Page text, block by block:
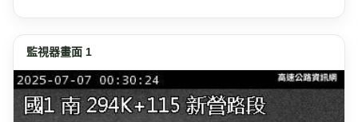
監視器畫面 1